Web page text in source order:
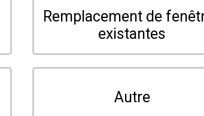
Remplacement de
existantes
Autre